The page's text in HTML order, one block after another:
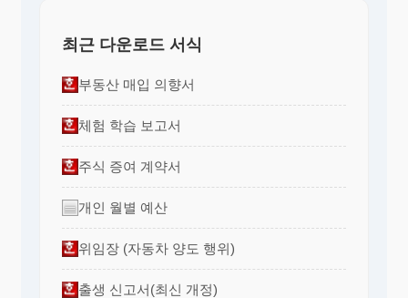
최근 다운로드 서식
부동산 매입 의향서
체험 학습 보고서
주식 증여 계약서
개인 월별 예산
위임장 (자동차 양도 행위)
출생 신고서(최신 개정)